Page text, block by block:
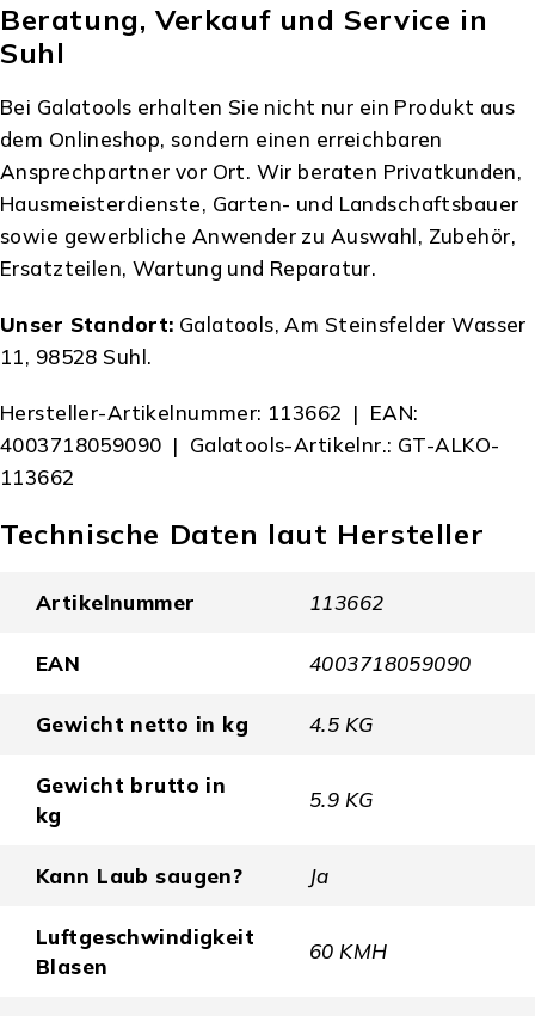
Beratung, Verkauf und Service in
Suhl
Bei Galatools erhalten Sie nicht nur ein Produkt aus
dem Onlineshop, sondern einen erreichbaren
Ansprechpartner vor Ort. Wir beraten Privatkunden,
Hausmeisterdienste, Garten- und Landschaftsbauer
sowie gewerbliche Anwender zu Auswahl, Zubehör,
Ersatzteilen, Wartung und Reparatur.
Unser Standort: Galatools, Am Steinsfelder Wasser
11, 98528 Suhl.
Hersteller-Artikelnummer: 113662 | EAN:
4003718059090 | Galatools-Artikelnr.: GT-ALKO-
113662
Technische Daten laut Hersteller
Artikelnummer 113662
EAN 4003718059090
Gewicht netto in kg 4.5 KG
Gewicht brutto in
kg
5.9 KG
Kann Laub saugen? Ja
Luftgeschwindigkeit
Blasen
60 KMH